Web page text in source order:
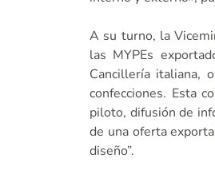
A su turno, la
las MYPEs
Cancillería italiana,
confecciones. Esta
piloto, difusión de
de una oferta
diseño”.